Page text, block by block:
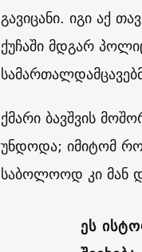
გავიცანი. იგი აქ
ქუჩაში მდგარ
ქმარი ბავშვის
უნდოდა; იმიტომ
საბოლოოდ კი მან
ეს